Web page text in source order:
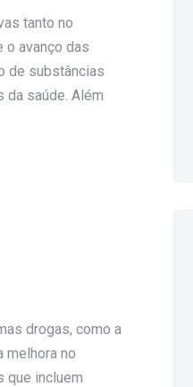
tanto no
o avanço das
de substâncias
saúde. Além
drogas, como a
melhora no
que incluem